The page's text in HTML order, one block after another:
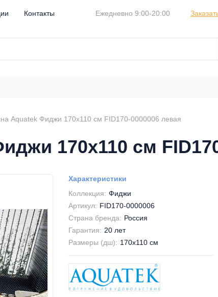
Контакты Ежедневно 9:00-20:00
Aquatek Фиджи 170x110 см FID170-0000006 левая
170x110 см
Характеристики
Коллекция: Фиджи
Артикул: FID170-0000006
Страна бренда: Россия
Гарантия: 20 лет
Размеры (дш): 170x110 см